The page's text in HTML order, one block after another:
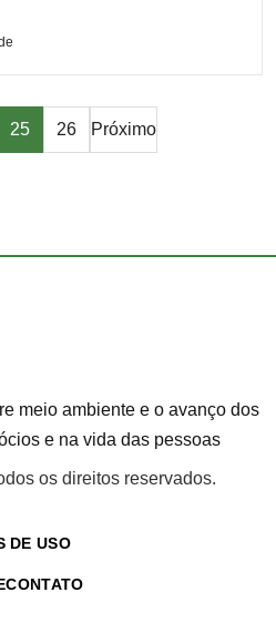
25 26 Próximo
meio ambiente e o avanço dos
e na vida das pessoas
os direitos reservados.
DE USO
CONTATO